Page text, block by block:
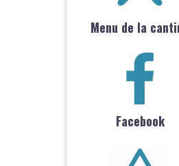
Menu de la
Facebook